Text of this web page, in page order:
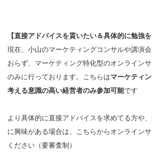
【直接アドバイスを貰いたい＆具体的に勉強を
現在、小山のマーケティングコンサルや講演
おらず、マーケティング特化型のオンライン
のみに行っております。こちらはマーケティ
考える意識の高い経営者のみ参加可能です
より具体的に直接アドバイスを求めてる方や
に興味がある場合は、こちらからオンライン
ください（要審査制）